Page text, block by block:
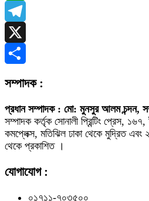
WhatsApp
Telegram
X
সম্পাদক :
প্রধান সম্পাদক : মো: মুনসুর আলম চন্দন,
সম্পাদক কর্তৃক সোনালী প্রিন্টিং প্রেস,
কমপ্লেক্স, মতিঝিল ঢাকা থেকে মুদ্রিত এবং
থেকে প্রকাশিত ।
যোগাযোগ :
০১৭১১-৭০৩৫০০